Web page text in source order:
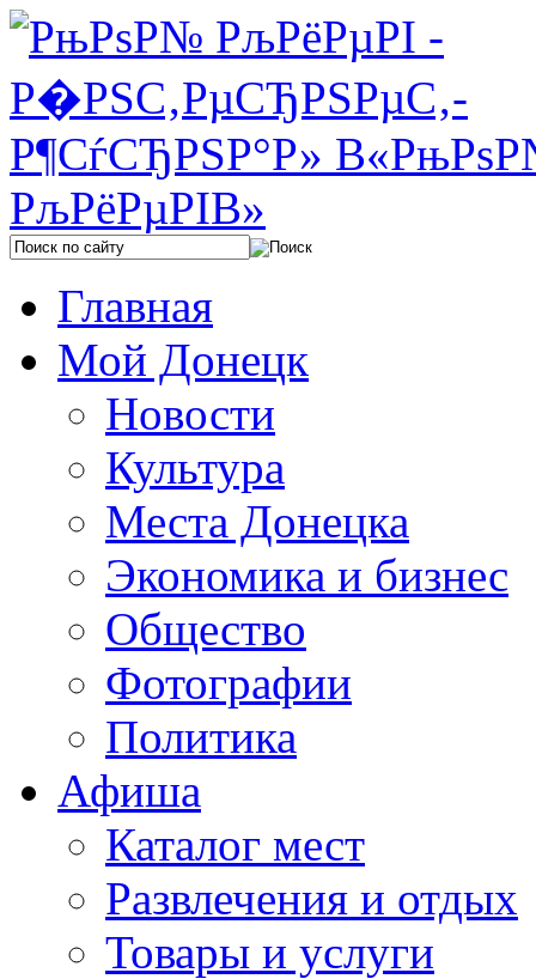
Главная
Мой Донецк
Новости
Культура
Места Донецка
Экономика и бизнес
Общество
Фотографии
Политика
Афиша
Каталог мест
Развлечения и отдых
Товары и услуги